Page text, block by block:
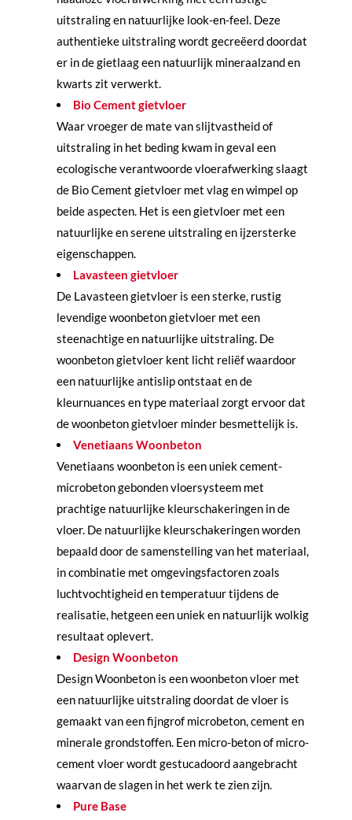
uitstraling en natuurlijke look-en-feel. Deze
authentieke uitstraling wordt gecreëerd doordat
er in de gietlaag een natuurlijk mineraalzand en
kwarts zit verwerkt.
Bio Cement gietvloer
Waar vroeger de mate van slijtvastheid of
uitstraling in het beding kwam in geval een
ecologische verantwoorde vloerafwerking slaagt
de Bio Cement gietvloer met vlag en wimpel op
beide aspecten. Het is een gietvloer met een
natuurlijke en serene uitstraling en ijzersterke
eigenschappen.
Lavasteen gietvloer
De Lavasteen gietvloer is een sterke, rustig
levendige woonbeton gietvloer met een
steenachtige en natuurlijke uitstraling. De
woonbeton gietvloer kent licht reliëf waardoor
een natuurlijke antislip ontstaat en de
kleurnuances en type materiaal zorgt ervoor dat
de woonbeton gietvloer minder besmettelijk is.
Venetiaans Woonbeton
Venetiaans woonbeton is een uniek cement-
microbeton gebonden vloersysteem met
prachtige natuurlijke kleurschakeringen in de
vloer. De natuurlijke kleurschakeringen worden
bepaald door de samenstelling van het materiaal,
in combinatie met omgevingsfactoren zoals
luchtvochtigheid en temperatuur tijdens de
realisatie, hetgeen een uniek en natuurlijk wolkig
resultaat oplevert.
Design Woonbeton
Design Woonbeton is een woonbeton vloer met
een natuurlijke uitstraling doordat de vloer is
gemaakt van een fijngrof microbeton, cement en
minerale grondstoffen. Een micro-beton of micro-
cement vloer wordt gestucadoord aangebracht
waarvan de slagen in het werk te zien zijn.
Pure Base